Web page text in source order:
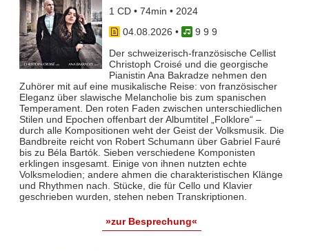
1 CD • 74min • 2024
04.08.2026 •
9 9 9
Der schweizerisch-französische Cellist
Christoph Croisé und die georgische
Pianistin Ana Bakradze nehmen den
Zuhörer mit auf eine musikalische Reise: von französischer
Eleganz über slawische Melancholie bis zum spanischen
Temperament. Den roten Faden zwischen unterschiedlichen
Stilen und Epochen offenbart der Albumtitel „Folklore“ –
durch alle Kompositionen weht der Geist der Volksmusik. Die
Bandbreite reicht von Robert Schumann über Gabriel Fauré
bis zu Béla Bartók. Sieben verschiedene Komponisten
erklingen insgesamt. Einige von ihnen nutzten echte
Volksmelodien; andere ahmen die charakteristischen Klänge
und Rhythmen nach. Stücke, die für Cello und Klavier
geschrieben wurden, stehen neben Transkriptionen.
»zur Besprechung«